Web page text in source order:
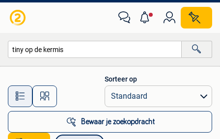
Alle afstanden…
Sorteer op
Bewaar je zoekopdracht